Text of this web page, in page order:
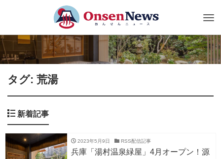
タグ: 荒湯
新着記事
2023年5月9日 RSS配信記事
兵庫「湯村温泉緑屋」4月オープン！源